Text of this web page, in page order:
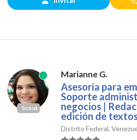
Scout
Marianne G.
Asesoría para
Soporte
negocios |
edición de
Distrito Federal,